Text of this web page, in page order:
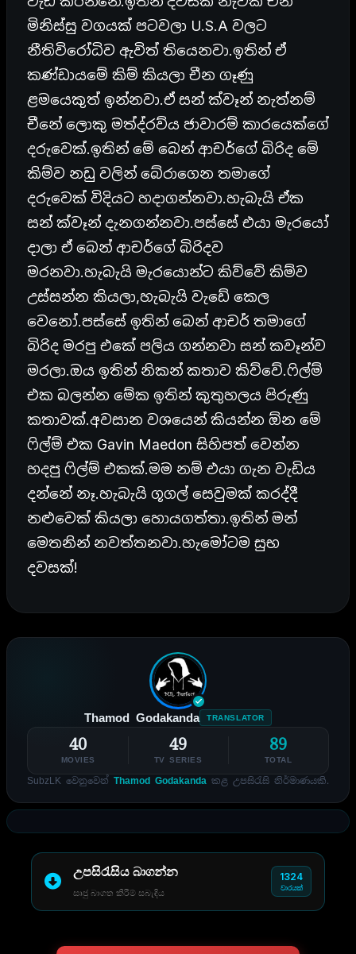
මිනිස්සු වගයක් පටවලා U.S.A වලට
නීතිවිරෝධිව ඇවිත් තියෙනවා.ඉතින් ඒ
කණ්ඩායමේ කිම් කියලා චීන ගෑණු
ළමයෙකුත් ඉන්නවා.ඒ සන් ක්වෑන් නැත්නම්
චීනේ ලොකු මත්ද්රව්ය ජාවාරම් කාරයෙක්ගේ
දරුවෙක්.ඉතින් මේ බෙන් ආචර්ගේ බිරිද මේ
කිම්ව නඩු වලින් බේරාගෙන තමාගේ
දරුවෙක් විදියට හදාගන්නවා.හැබැයි ඒක
සන් ක්වෑන් දැනගන්නවා.පස්සේ එයා මැරයෝ
දාලා ඒ බෙන් ආචර්ගේ බිරිදව
මරනවා.හැබැයි මැරයොන්ට කිව්වේ කිම්ව
උස්සන්න කියලා,හැබැයි වැඩේ කෙල
වෙනෝ.පස්සේ ඉතින් බෙන් ආචර් තමාගේ
බිරිද මරපු එකේ පලිය ගන්නවා සන් කවෑන්ව
මරලා.ඔය ඉතින් නිකන් කතාව කිව්වේ.ෆිල්ම්
එක බලන්න මේක ඉතින් කුතුහලය පිරුණු
කතාවක්.අවසාන වශයෙන් කියන්න ඕන මේ
ෆිල්ම් එක Gavin Maedon සිහිපත් වෙන්න
හදපු ෆිල්ම් එකක්.මම නම් එයා ගැන වැඩිය
දන්නේ නෑ.හැබැයි ගූගල් සෙවුමක් කරද්දී
නළුවෙක් කියලා හොයගත්තා.ඉතින් මන්
මෙතනින් නවත්තනවා.හැමෝටම සුභ
දවසක්!
Thamod Godakanda TRANSLATOR
40
MOVIES
49
TV SERIES
89
TOTAL
SubzLK වෙනුවෙන් Thamod Godakanda කළ උපසිරැසි නිර්මාණයකි.
උපසිරැසිය බාගන්න
සෘජු බාගත කිරීම් සබැඳිය
1324
වාරයක්